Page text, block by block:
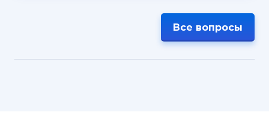
Все вопросы